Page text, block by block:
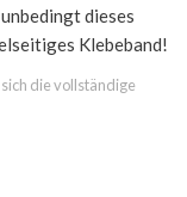
dieses
Klebeband!
sich die vollständige